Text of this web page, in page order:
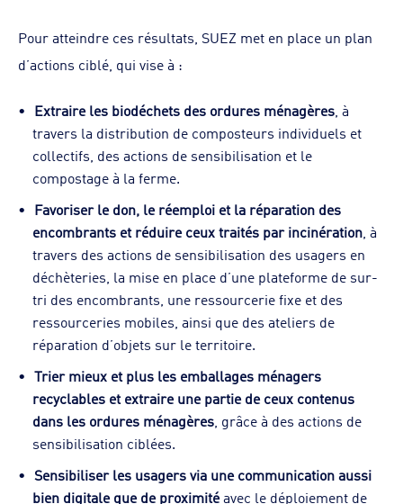
Pour atteindre ces résultats, SUEZ met en place un plan
d’actions ciblé, qui vise à :
Extraire les biodéchets des ordures ménagères , à
travers la distribution de composteurs individuels et
collectifs, des actions de sensibilisation et le
compostage à la ferme.
Favoriser le don, le réemploi et la réparation des
encombrants et réduire ceux traités par incinération , à
travers des actions de sensibilisation des usagers en
déchèteries, la mise en place d’une plateforme de sur-
tri des encombrants, une ressourcerie fixe et des
ressourceries mobiles, ainsi que des ateliers de
réparation d’objets sur le territoire.
Trier mieux et plus les emballages ménagers
recyclables et extraire une partie de ceux contenus
dans les ordures ménagères , grâce à des actions de
sensibilisation ciblées.
Sensibiliser les usagers via une communication aussi
bien digitale que de proximitéavec le déploiement de